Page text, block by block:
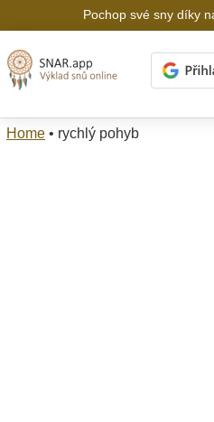
Pochop své sny díky
Home • rychlý pohyb